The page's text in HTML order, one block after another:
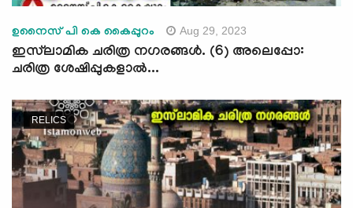
ഉനൈസ് പി കെ കൈപ്പുറം Aug 29, 2023
ഇസ്‍ലാമിക ചരിത്ര നഗരങ്ങള്‍. (6) അലെപ്പോ:
ചരിത്ര ശേഷിപ്പുകളാല്‍...
RELICS